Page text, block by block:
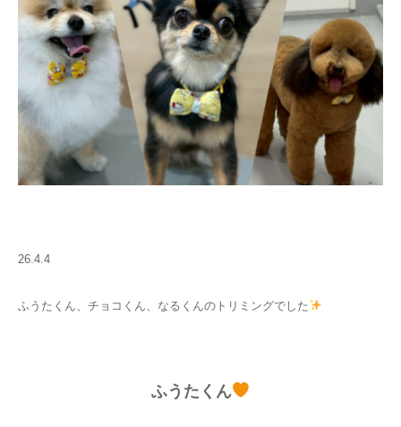
26.4.4
ふうたくん、チョコくん、なるくんのトリミングでした
ふうたくん
ブログ
お問い合わせ